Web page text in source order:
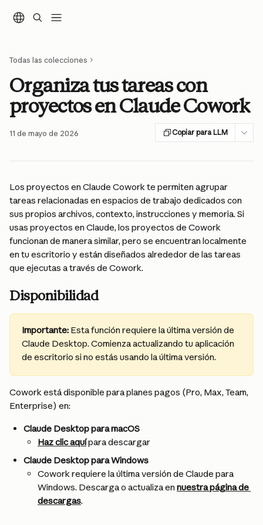
Todas las colecciones
Organiza tus tareas con
proyectos en Claude Cowork
11 de mayo de 2026 Copiar para LLM
Los proyectos en Claude Cowork te permiten agrupar
tareas relacionadas en espacios de trabajo dedicados con
sus propios archivos, contexto, instrucciones y memoria. Si
usas proyectos en Claude, los proyectos de Cowork
funcionan de manera similar, pero se encuentran localmente
en tu escritorio y están diseñados alrededor de las tareas
que ejecutas a través de Cowork.
Disponibilidad
Importante: Esta función requiere la última versión de
Claude Desktop. Comienza actualizando tu aplicación
de escritorio si no estás usando la última versión.
Cowork está disponible para planes pagos (Pro, Max, Team,
Enterprise) en:
Claude Desktop para macOS
Haz clic aquí para descargar
Claude Desktop para Windows
Cowork requiere la última versión de Claude para
Windows. Descarga o actualiza en nuestra página de
descargas.